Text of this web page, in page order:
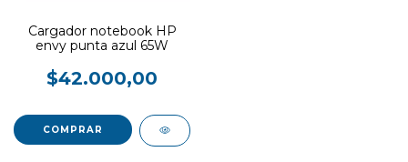
Cargador notebook HP
envy punta azul 65W
$42.000,00